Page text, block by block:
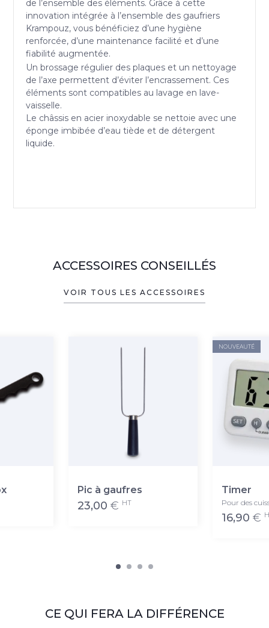
de l’ensemble des éléments. Grâce à cette
innovation intégrée à l’ensemble des gaufriers
Krampouz, vous bénéficiez d’une hygiène
renforcée, d’une maintenance facilité et d’une
fiabilité augmentée.
Un brossage régulier des plaques et un nettoyage
de l’axe permettent d’éviter l’encrassement. Ces
éléments sont compatibles au lavage en lave-
vaisselle.
Le châssis en acier inoxydable se nettoie avec une
éponge imbibée d’eau tiède et de détergent
liquide.
ACCESSOIRES CONSEILLÉS
VOIR TOUS LES ACCESSOIRES
Pic à gaufres
23,00 € HT
NOUVEAUTÉ
Timer
Pour des
16,90 €
CE QUI FERA LA DIFFÉRENCE